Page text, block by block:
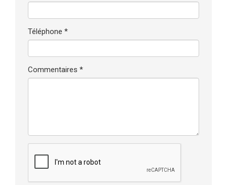
Téléphone *
Commentaires *